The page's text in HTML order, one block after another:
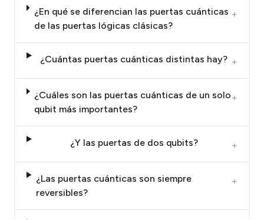
¿En qué se diferencian las puertas cuánticas
de las puertas lógicas clásicas?
+
¿Cuántas puertas cuánticas distintas hay? +
¿Cuáles son las puertas cuánticas de un solo
qubit más importantes?
+
¿Y las puertas de dos qubits? +
¿Las puertas cuánticas son siempre
reversibles?
+